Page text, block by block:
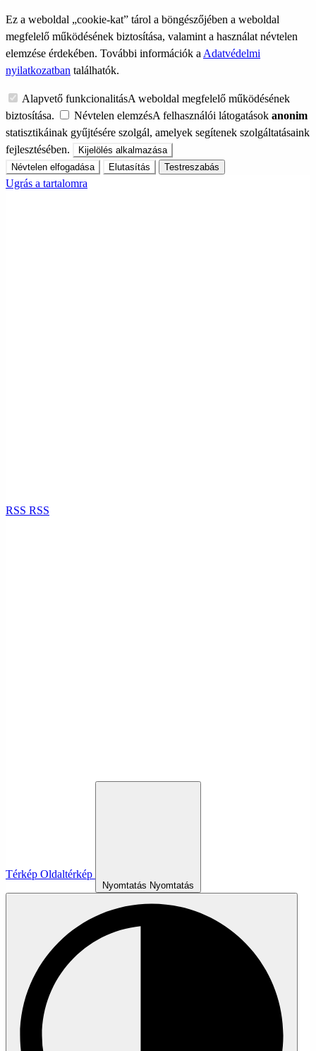
Ez a weboldal „cookie-kat” tárol a böngészőjében a weboldal
megfelelő működésének biztosítása, valamint a használat névtelen
elemzése érdekében. További információk a Adatvédelmi
nyilatkozatban találhatók.
Alapvető funkcionalitásA weboldal megfelelő működésének
biztosítása.
Névtelen elemzésA felhasználói látogatások anonim
statisztikáinak gyűjtésére szolgál, amelyek segítenek szolgáltatásaink
fejlesztésében.
Kijelölés alkalmazása
Névtelen elfogadása
Elutasítás Testreszabás
Ugrás a tartalomra
RSS RSS
Térkép Oldaltérkép
Nyomtatás Nyomtatás